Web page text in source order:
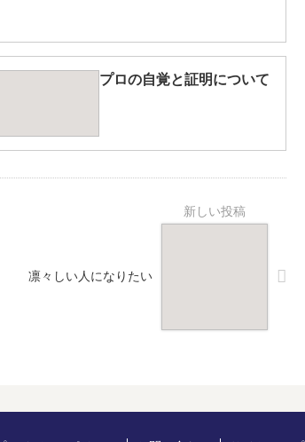
プロの自覚と証明について
凛々しい人になりたい